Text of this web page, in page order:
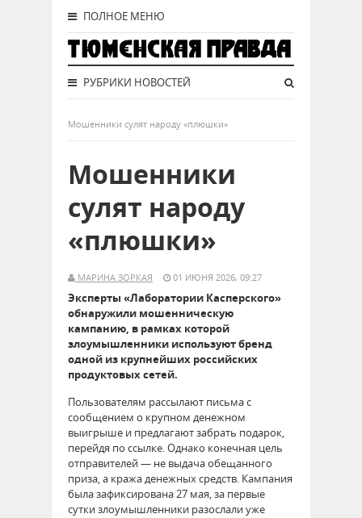
ПОЛНОЕ МЕНЮ
РУБРИКИ НОВОСТЕЙ
Мошенники сулят народу «плюшки»
Мошенники
сулят народу
«плюшки»
МАРИНА ЗОРКАЯ 01 ИЮНЯ 2026, 09:27
Эксперты «Лаборатории Касперского»
обнаружили мошенническую
кампанию, в рамках которой
злоумышленники используют бренд
одной из крупнейших российских
продуктовых сетей.
Пользователям рассылают письма с
сообщением о крупном денежном
выигрыше и предлагают забрать подарок,
перейдя по ссылке. Однако конечная цель
отправителей — не выдача обещанного
приза, а кража денежных средств. Кампания
была зафиксирована 27 мая, за первые
сутки злоумышленники разослали уже